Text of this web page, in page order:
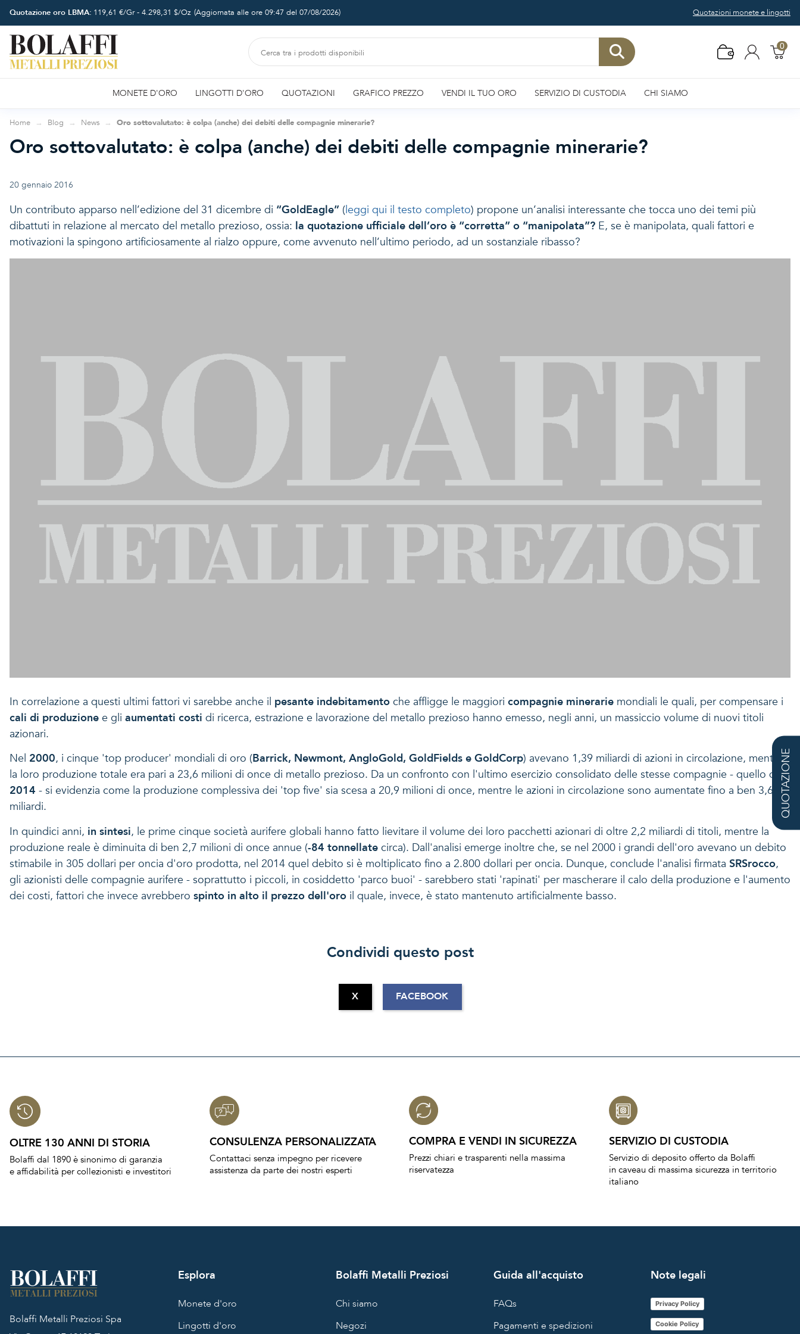
Quotazione oro LBMA: 119,61 €/Gr - 4.298,31 $/Oz (Aggiornata alle ore 09:47 del 07/08/2026) Quotazioni monete e lingotti
0
MONETE D'ORO LINGOTTI D'ORO QUOTAZIONI GRAFICO PREZZO VENDI IL TUO ORO SERVIZIO DI CUSTODIA CHI SIAMO
Home Blog News Oro sottovalutato: è colpa (anche) dei debiti delle compagnie minerarie?
Oro sottovalutato: è colpa (anche) dei debiti delle compagnie minerarie?
20 gennaio 2016
Un contributo apparso nell’edizione del 31 dicembre di “GoldEagle” (leggi qui il testo completo) propone un’analisi interessante che tocca uno dei temi più
dibattuti in relazione al mercato del metallo prezioso, ossia: la quotazione ufficiale dell’oro è “corretta” o “manipolata”? E, se è manipolata, quali fattori e
motivazioni la spingono artificiosamente al rialzo oppure, come avvenuto nell’ultimo periodo, ad un sostanziale ribasso?
In correlazione a questi ultimi fattori vi sarebbe anche il pesante indebitamento che affligge le maggiori compagnie minerarie mondiali le quali, per compensare i
cali di produzione e gli aumentati costi di ricerca, estrazione e lavorazione del metallo prezioso hanno emesso, negli anni, un massiccio volume di nuovi titoli
azionari.
Nel 2000, i cinque 'top producer' mondiali di oro (Barrick, Newmont, AngloGold, GoldFields e GoldCorp) avevano 1,39 miliardi di azioni in circolazione, mentre
la loro produzione totale era pari a 23,6 milioni di once di metallo prezioso. Da un confronto con l'ultimo esercizio consolidato delle stesse compagnie - quello del
2014 - si evidenzia come la produzione complessiva dei 'top five' sia scesa a 20,9 milioni di once, mentre le azioni in circolazione sono aumentate fino a ben 3,65
miliardi.
In quindici anni, in sintesi, le prime cinque società aurifere globali hanno fatto lievitare il volume dei loro pacchetti azionari di oltre 2,2 miliardi di titoli, mentre la
produzione reale è diminuita di ben 2,7 milioni di once annue (-84 tonnellate circa). Dall'analisi emerge inoltre che, se nel 2000 i grandi dell'oro avevano un debito
stimabile in 305 dollari per oncia d'oro prodotta, nel 2014 quel debito si è moltiplicato fino a 2.800 dollari per oncia. Dunque, conclude l'analisi firmata SRSrocco,
gli azionisti delle compagnie aurifere - soprattutto i piccoli, in cosiddetto 'parco buoi' - sarebbero stati 'rapinati' per mascherare il calo della produzione e l'aumento
dei costi, fattori che invece avrebbero spinto in alto il prezzo dell'oro il quale, invece, è stato mantenuto artificialmente basso.
Condividi questo post
X FACEBOOK
OLTRE 130 ANNI DI STORIA
Bolaffi dal 1890 è sinonimo di garanzia
e affidabilità per collezionisti e investitori
CONSULENZA PERSONALIZZATA
Contattaci senza impegno per ricevere
assistenza da parte dei nostri esperti
COMPRA E VENDI IN SICUREZZA
Prezzi chiari e trasparenti nella massima
riservatezza
SERVIZIO DI CUSTODIA
Servizio di deposito offerto da Bolaffi
in caveau di massima sicurezza in territorio
italiano
QUOTAZIONE
Bolaffi Metalli Preziosi Spa
Esplora
Monete d'oro
Lingotti d'oro
Bolaffi Metalli Preziosi
Chi siamo
Negozi
Guida all'acquisto
FAQs
Pagamenti e spedizioni
Note legali
Privacy Policy
Cookie Policy